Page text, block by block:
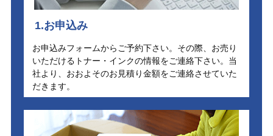
1.お申込み
お申込みフォームからご予約下さい。その際、お売り
いただけるトナー・インクの情報をご連絡下さい。当
社より、おおよそのお見積り金額をご連絡させていた
だきます。